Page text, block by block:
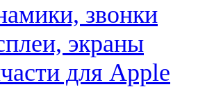
звонки
экраны
для Apple